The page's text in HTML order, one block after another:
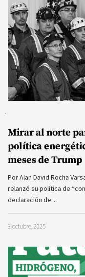
Mirar al norte
política
meses de Trump
Por Alan David Rocha
relanzó su política de
declaración de…
3 octubre, 2025